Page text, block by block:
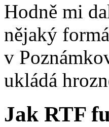
Hodně mi
nějaký
v
ukládá
Jak RTF